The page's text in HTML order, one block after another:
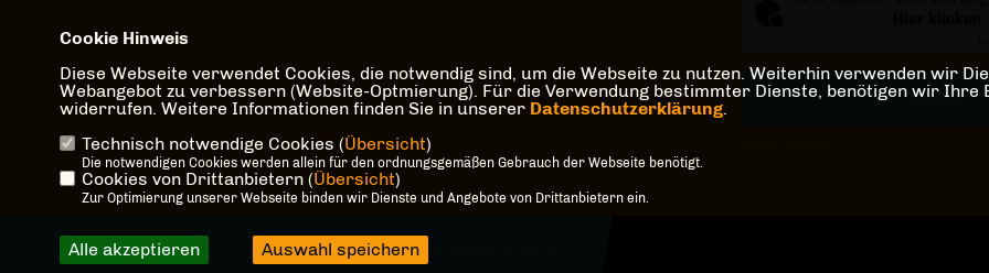
@2026 CDU-Fraktion Treptow-Köpenick
Cookie Hinweis
Diese Webseite verwendet Cookies, die notwendig sind, um die Webseite zu nutzen. Weiterhin verwenden wir
Webangebot zu verbessern (Website-Optmierung). Für die Verwendung bestimmter Dienste, benötigen wir Ihre
widerrufen. Weitere Informationen finden Sie in unserer Datenschutzerklärung.
Technisch notwendige Cookies (Übersicht)
Die notwendigen Cookies werden allein für den ordnungsgemäßen Gebrauch der Webseite benötigt.
Cookies von Drittanbietern (Übersicht)
Zur Optimierung unserer Webseite binden wir Dienste und Angebote von Drittanbietern ein.
Alle akzeptieren Auswahl speichern